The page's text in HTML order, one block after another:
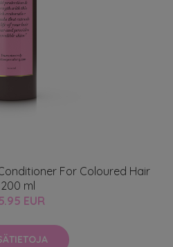
For Coloured Hair
200 ml
EUR